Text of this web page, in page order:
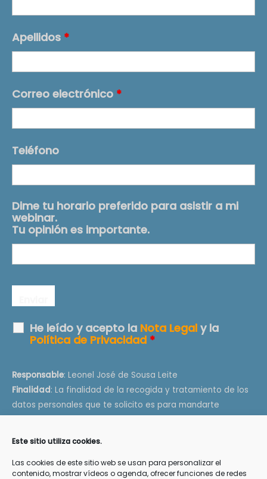
Este sitio utiliza cookies.
Las cookies de este sitio web se usan para personalizar el
contenido, mostrar vídeos o agenda, ofrecer funciones de redes
Apellidos *
Correo electrónico *
Teléfono
Dime tu horario preferido para asistir a mi
webinar.
Tu opinión es importante.
He leído y acepto la Nota Legal y la
Política de Privacidad *
Responsable: Leonel José de Sousa Leite
Finalidad: La finalidad de la recogida y tratamiento de los
datos personales que te solicito es para mandarte
recibir esta información